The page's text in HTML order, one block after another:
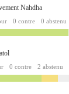
Nahdha
0 contre 0 abstenu
0 contre 2 abstenu